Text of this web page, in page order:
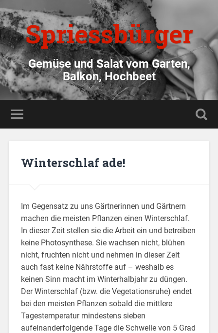
Spriessbürger
Gemüse und Salat vom Garten,
Balkon, Hochbeet
Winterschlaf ade!
Im Gegensatz zu uns Gärtnerinnen und Gärtnern
machen die meisten Pflanzen einen Winterschlaf.
In dieser Zeit stellen sie die Arbeit ein und betreiben
keine Photosynthese. Sie wachsen nicht, blühen
nicht, fruchten nicht und nehmen in dieser Zeit
auch fast keine Nährstoffe auf – weshalb es
keinen Sinn macht im Winterhalbjahr zu düngen.
Der Winterschlaf (bzw. die Vegetationsruhe) endet
bei den meisten Pflanzen sobald die mittlere
Tagestemperatur mindestens sieben
aufeinanderfolgende Tage die Schwelle von 5 Grad